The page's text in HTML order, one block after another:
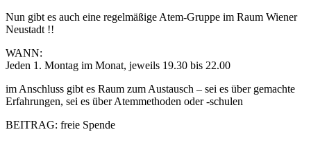
Nun gibt es auch eine regelmäßige Atem-Gruppe im Raum Wiener
Neustadt !!
WANN:
Jeden 1. Montag im Monat, jeweils 19.30 bis 22.00
im Anschluss gibt es Raum zum Austausch – sei es über gemachte
Erfahrungen, sei es über Atemmethoden oder -schulen
BEITRAG: freie Spende